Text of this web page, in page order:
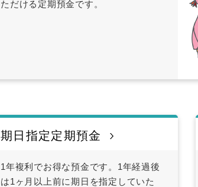
ただける定期預金です。
期日指定定期預金
1年複利でお得な預金です。1年経過後
は1ヶ月以上前に期日を指定していた